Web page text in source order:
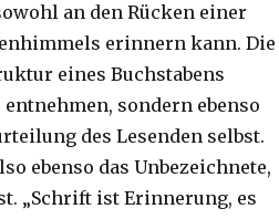
an den Rücken einer
erinnern kann. Die
eines Buchstabens
sondern ebenso
des Lesenden selbst.
ebenso das Unbezeichnete,
„Schrift ist Erinnerung, es